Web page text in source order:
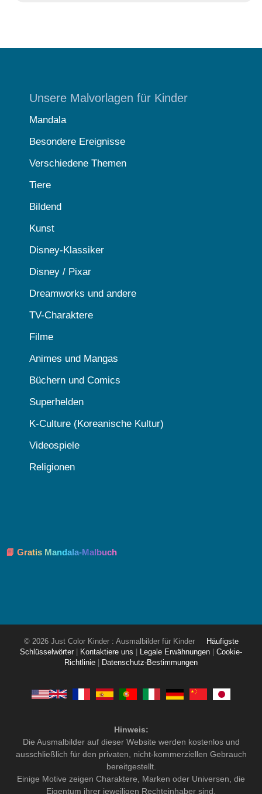
Unsere Malvorlagen für Kinder
Mandala
Besondere Ereignisse
Verschiedene Themen
Tiere
Bildend
Kunst
Disney-Klassiker
Disney / Pixar
Dreamworks und andere
TV-Charaktere
Filme
Animes und Mangas
Büchern und Comics
Superhelden
K-Culture (Koreanische Kultur)
Videospiele
Religionen
📘 Gratis Mandala-Malbuch
© 2026 Just Color Kinder : Ausmalbilder für Kinder
Häufigste
Schlüsselwörter
Kontaktiere uns Legale Erwähnungen
Cookie-
Richtlinie
Datenschutz-Bestimmungen
Hinweis:
Die Ausmalbilder auf dieser Website werden kostenlos und
ausschließlich für den privaten, nicht-kommerziellen Gebrauch
bereitgestellt.
Einige Motive zeigen Charaktere, Marken oder Universen, die
Eigentum ihrer jeweiligen Rechteinhaber sind.